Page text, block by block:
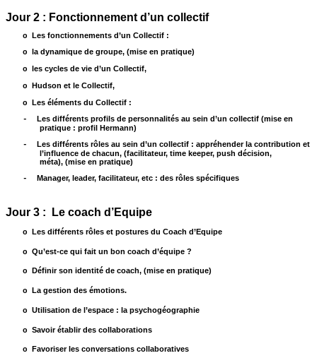
Jour 2 : Fonctionnement d’un collectif
o Les fonctionnements d’un Collectif :
o la dynamique de groupe, (mise en pratique)
o les cycles de vie d’un Collectif,
o Hudson et le Collectif,
o Les éléments du Collectif :
- ­
Les différents profils de personnalités au sein d’un collectif (mise en
pratique : profil Hermann)
- ­
Les différents rôles au sein d’un collectif : appréhender la contribution et
l’influence de chacun, (facilitateur, time keeper, push décision,
méta), (mise en pratique)
- ­
Manager, leader, facilitateur, etc : des rôles spécifiques
Jour 3 : Le coach d’Equipe
o Les différents rôles et postures du Coach d’Equipe
o Qu’est-ce qui fait un bon coach d’équipe ?
o Définir son identité de coach, (mise en pratique)
o La gestion des émotions.
o Utilisation de l’espace : la psychogéographie
o Savoir établir des collaborations
o Favoriser les conversations collaboratives